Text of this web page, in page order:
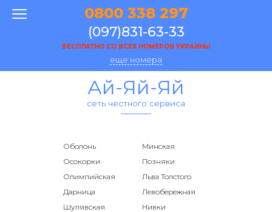
0800 338 297
(097)831-63-33
БЕСПЛАТНО СО ВСЕХ НОМЕРОВ УКРАИНЫ
еще номера
Ай-Яй-Яй
сеть честного сервиса
Оболонь
Минская
Осокорки
Позняки
Олимпийская
Льва Толстого
Дарница
Левобережная
Шулявская
Нивки